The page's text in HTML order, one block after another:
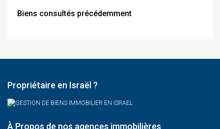
Biens consultés précédemment
Propriétaire en Israël ?
À Propos de nos agences immobilières